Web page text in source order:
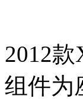
2012
组件为